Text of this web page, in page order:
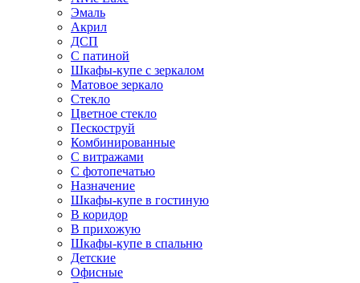
Эмаль
Акрил
ДСП
С патиной
Шкафы-купе с зеркалом
Матовое зеркало
Стекло
Цветное стекло
Пескоструй
Комбинированные
С витражами
С фотопечатью
Назначение
Шкафы-купе в гостиную
В коридор
В прихожую
Шкафы-купе в спальню
Детские
Офисные